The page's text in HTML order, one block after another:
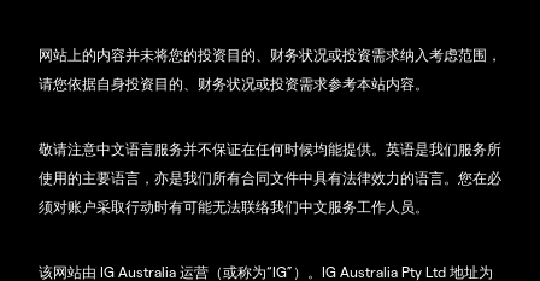
网站上的内容并未将您的投资目的、财务状况或投资需求纳入考虑范围，
请您依据自身投资目的、财务状况或投资需求参考本站内容。
敬请注意中文语言服务并不保证在任何时候均能提供。英语是我们服务所
使用的主要语言，亦是我们所有合同文件中具有法律效力的语言。您在必
须对账户采取行动时有可能无法联络我们中文服务工作人员。
该网站由 IG Australia 运营（或称为“IG”）。IG Australia Pty Ltd 地址为